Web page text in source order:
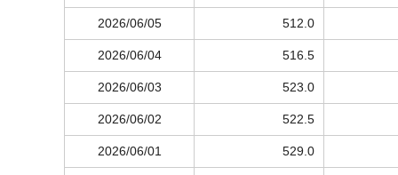
2026/06/05 512.0
2026/06/04 516.5
2026/06/03 523.0
2026/06/02 522.5
2026/06/01 529.0